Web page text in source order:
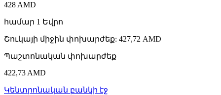
428 AMD
համար 1 Եվրո
Շուկայի միջին փոխարժեք: 427,72 AMD
Պաշտոնական փոխարժեք
422,73 AMD
Կենտրոնական բանկի էջ